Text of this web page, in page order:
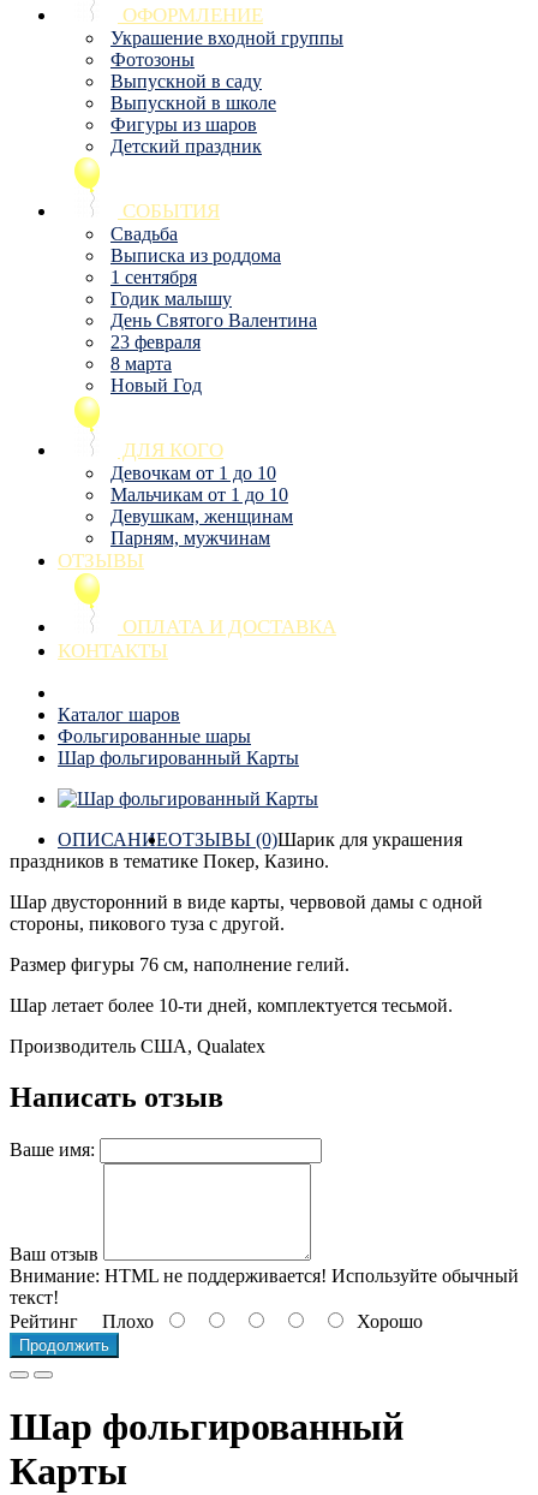
ОФОРМЛЕНИЕ
Украшение входной группы
Фотозоны
Выпускной в саду
Выпускной в школе
Фигуры из шаров
Детский праздник
СОБЫТИЯ
Свадьба
Выписка из роддома
1 сентября
Годик малышу
День Святого Валентина
23 февраля
8 марта
Новый Год
ДЛЯ КОГО
Девочкам от 1 до 10
Мальчикам от 1 до 10
Девушкам, женщинам
Парням, мужчинам
ОТЗЫВЫ
ОПЛАТА И ДОСТАВКА
КОНТАКТЫ
Каталог шаров
Фольгированные шары
Шар фольгированный Карты
ОПИСАНИЕОТЗЫВЫ (0)Шарик для украшения
праздников в тематике Покер, Казино.
Шар двусторонний в виде карты, червовой дамы с одной
стороны, пикового туза с другой.
Размер фигуры 76 см, наполнение гелий.
Шар летает более 10-ти дней, комплектуется тесьмой.
Производитель США, Qualatex
Написать отзыв
Ваше имя:
Ваш отзыв
Внимание: HTML не поддерживается! Используйте обычный
текст!
Рейтинг Плохо Хорошо
Продолжить
Шар фольгированный
Карты